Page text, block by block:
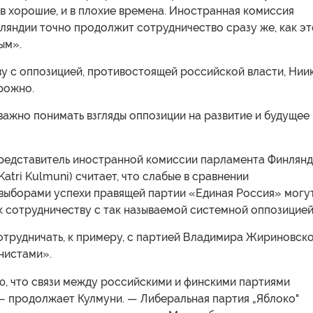
хорошие, и в плохие времена. Иностранная комиссия
точно продолжит сотрудничество сразу же, как
с оппозицией, противостоящей российской власти,
понимать взгляды оппозиции на развитие и будущее
иностранной комиссии парламента
Kulmuni) считает, что слабые в сравнении
успехи правящей партии «Единая Россия»
сотрудничеству с так называемой системной
к примеру, с партией Владимира
что связи между российскими и финскими партиями
продолжает Кулмуни. — Либеральная партия „Яблоко"